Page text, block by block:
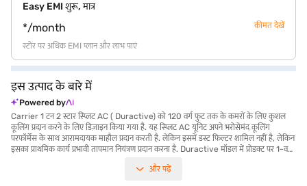
Easy EMI शुरू, मात्र
*/month कीमत देखें
स्टोर पर अधिक EMI प्लान और लाभ पाएं
इस उत्पाद के बारे में
Powered by
Carrier 1 टन 2 स्टार स्प्लिट AC ( Duractive) को 120 वर्ग फुट तक के कमरों के लिए कुशल
कूलिंग प्रदान करने के लिए डिज़ाइन किया गया है. यह स्प्लिट AC यूनिट अपने भरोसेमंद कूलिंग
परफॉर्मेंस के साथ आरामदायक माहौल प्रदान करती है. लेकिन इसमें डस्ट फिल्टर शामिल नहीं है, लेकिन
इसका प्राथमिक कार्य प्रभावी तापमान नियंत्रण प्रदान करना है. Duractive मॉडल में प्रोडक्ट पर 1-वर्ष
सुनिश्चित करती है. यह 2 स्टार ऊर्जा-दक्ष AC आपको अपने स्पेस को ठंडा रखते हुए आपकी ऊर्जा खपत
और पढ़ें